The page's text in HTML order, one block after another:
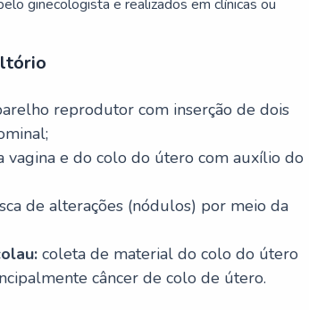
ginecologista e realizados em clínicas ou
reprodutor com inserção de dois
vagina e do colo do útero com auxílio do
de alterações (nódulos) por meio da
coleta de material do colo do útero
câncer de colo de útero.